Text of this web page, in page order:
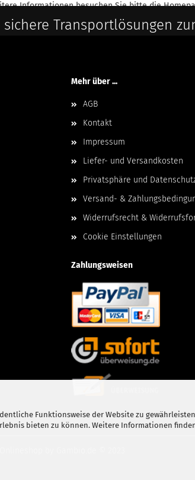
Funktionsweise der Website zu
bieten zu können. Weitere Informationen
Informationen besuchen Sie bitte die
Transportlösungen
Mehr über ...
AGB
Kontakt
Impressum
Liefer- und Versandkosten
Privatsphäre und
Versand- &
Widerrufsrecht &
Cookie Einstellungen
Zahlungsweisen